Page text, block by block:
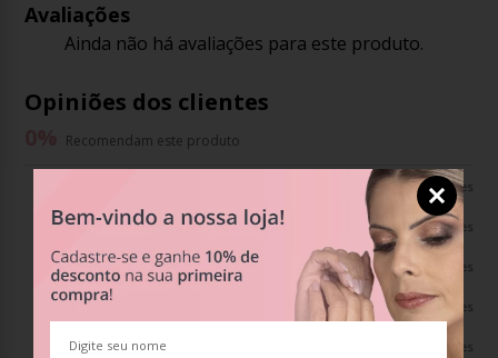
Avaliações
Ainda não há avaliações para este produto.
Opiniões dos clientes
Recomendam este produto
0 avaliações
0% 0 avaliações
0% 0 avaliações
0 avaliações
0% 0 avaliações